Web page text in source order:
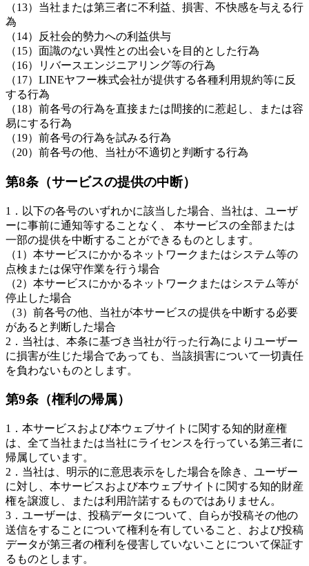
（13）当社または第三者に不利益、損害、不快感を与える行
為
（14）反社会的勢力への利益供与
（15）面識のない異性との出会いを目的とした行為
（16）リバースエンジニアリング等の行為
（17）LINEヤフー株式会社が提供する各種利用規約等に反
する行為
（18）前各号の行為を直接または間接的に惹起し、または容
易にする行為
（19）前各号の行為を試みる行為
（20）前各号の他、当社が不適切と判断する行為
第8条（サービスの提供の中断）
1．以下の各号のいずれかに該当した場合、当社は、ユーザ
ーに事前に通知等することなく、 本サービスの全部または
一部の提供を中断することができるものとします。
（1）本サービスにかかるネットワークまたはシステム等の
点検または保守作業を行う場合
（2）本サービスにかかるネットワークまたはシステム等が
停止した場合
（3）前各号の他、当社が本サービスの提供を中断する必要
があると判断した場合
2．当社は、本条に基づき当社が行った行為によりユーザー
に損害が生じた場合であっても、当該損害について一切責任
を負わないものとします。
第9条（権利の帰属）
1．本サービスおよび本ウェブサイトに関する知的財産権
は、全て当社または当社にライセンスを行っている第三者に
帰属しています。
2．当社は、明示的に意思表示をした場合を除き、ユーザー
に対し、本サービスおよび本ウェブサイトに関する知的財産
権を譲渡し、または利用許諾するものではありません。
3．ユーザーは、投稿データについて、自らが投稿その他の
送信をすることについて権利を有していること、および投稿
データが第三者の権利を侵害していないことについて保証す
るものとします。